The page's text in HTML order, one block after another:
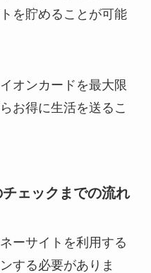
を貯めることが可能
オンカードを最大限
お得に生活を送るこ
ェックまでの流れ
ーサイトを利用する
する必要がありま